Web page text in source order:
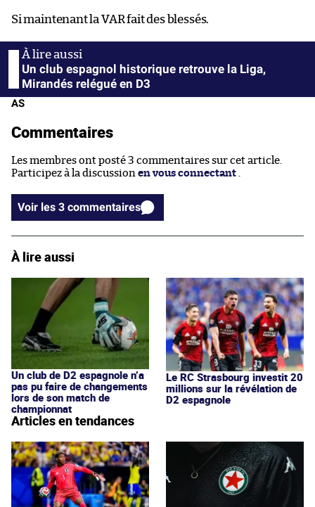
Si maintenant la VAR fait des blessés.
Un club espagnol historique retrouve la Liga,
Mirandés relégué en D3
AS
Commentaires
Les membres ont posté 3 commentaires sur cet article.
Participez à la discussion en vous connectant .
Voir les 3 commentaires
À lire aussi
Un club de D2 espagnole n’a
pas pu faire de changements
lors de son match de
championnat
Le RC Strasbourg investit 20
millions sur la révélation de
D2 espagnole
Articles en tendances